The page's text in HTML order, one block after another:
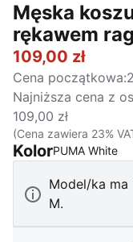
Męska
rękawem
109,00 zł
Cena początkowa:
Najniższa cena z
109,00 zł
(Cena zawiera 23%
KolorPUMA White:
Model/ka
M.